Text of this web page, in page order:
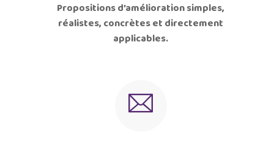
Propositions d’amélioration simples,
réalistes, concrètes et directement
applicables.